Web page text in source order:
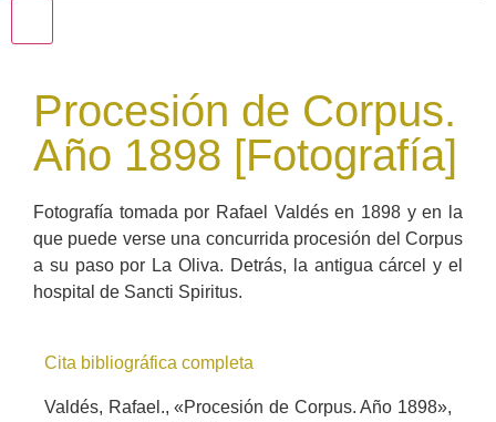
Procesión de Corpus.
Año 1898 [Fotografía]
Fotografía tomada por Rafael Valdés en 1898 y en la
que puede verse una concurrida procesión del Corpus
a su paso por La Oliva. Detrás, la antigua cárcel y el
hospital de Sancti Spiritus.
Cita bibliográfica completa
Valdés, Rafael., «Procesión de Corpus. Año 1898»,